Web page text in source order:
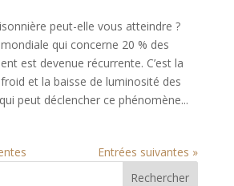
peut-elle vous atteindre ?
qui concerne 20 % des
est devenue récurrente. C’est la
et la baisse de luminosité des
peut déclencher ce phénomène...
Entrées suivantes »
Rechercher